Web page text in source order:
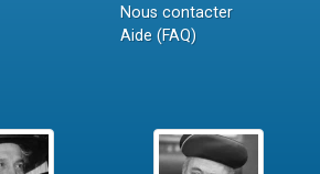
Nous contacter
Aide (FAQ)